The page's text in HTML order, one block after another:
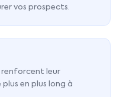
vos prospects.
renforcent leur
en plus long à